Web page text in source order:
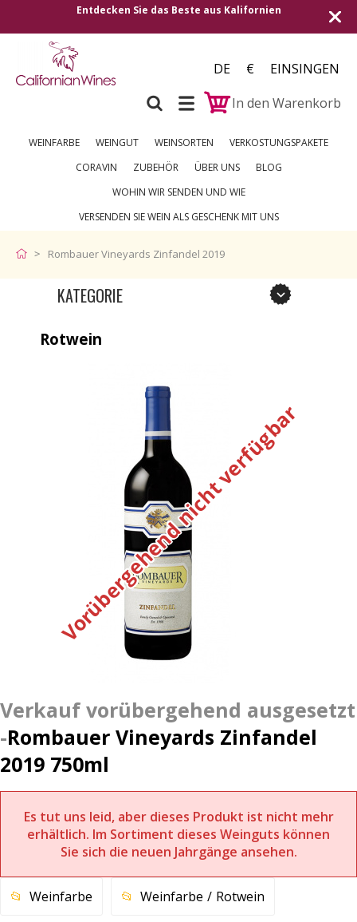
Entdecken Sie das Beste aus Kalifornien
DE €
EINSINGEN
In den Warenkorb
WEINFARBE WEINGUT WEINSORTEN
VERKOSTUNGSPAKETE
CORAVIN
ZUBEHÖR ÜBER UNS
BLOG
WOHIN WIR SENDEN UND WIE
VERSENDEN SIE WEIN ALS GESCHENK MIT UNS
Rombauer Vineyards Zinfandel 2019
KATEGORIE
Rotwein
Vorübergehend nicht verfügbar
Rombauer Vineyards Zinfandel
2019 750ml
Es tut uns leid, aber dieses Produkt ist nicht mehr
erhältlich. Im Sortiment dieses Weinguts können
Sie sich die neuen Jahrgänge ansehen.
Weinfarbe Weinfarbe Rotwein